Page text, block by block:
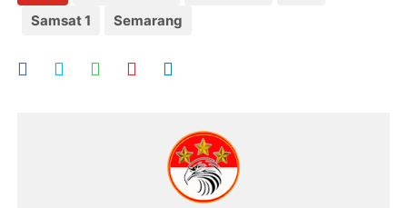
Samsat 1
Semarang